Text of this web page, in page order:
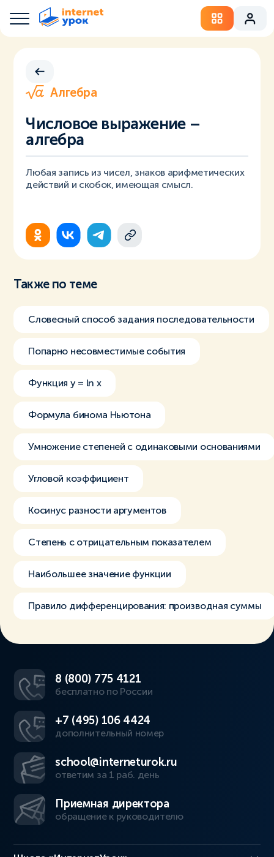
Алгебра
Числовое выражение –
алгебра
Любая запись из чисел, знаков арифметических
действий и скобок, имеющая смысл.
Также по теме
Словесный способ задания последовательности
Попарно несовместимые события
Функция y = ln x
Формула бинома Ньютона
Умножение степеней с одинаковыми основаниями
Угловой коэффициент
Косинус разности аргументов
Степень с отрицательным показателем
Наибольшее значение функции
Правило дифференцирования: производная суммы
8 (800) 775 4121
бесплатно по России
+7 (495) 106 4424
дополнительный номер
school@interneturok.ru
ответим за 1 раб. день
Приемная директора
обращение к руководителю